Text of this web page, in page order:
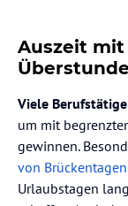
Auszeit mit
Viele
um mit
gewinnen.
von Brückentagen
Urlaubstagen